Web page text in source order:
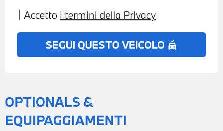
BLUETOOTH - USB - RADIO DIGITALE
DAB - COMPATIBILITA' CON CONNECTED
DRIVE SERVICES - SISTEMA DI
CLIMATIZZATORE AUTOMATICO TRIZONA
- RETROVISORE INTERNO
AUTOANABBAGLIANTE - SEDILI
Accetto i termini della Privacy
SEGUI QUESTO VEICOLO no_crash
OPTIONALS &
EQUIPAGGIAMENTI